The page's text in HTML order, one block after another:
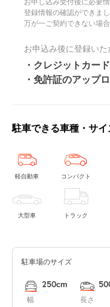
登録情報の確認ができま
万が一ご契約できない場
お申込み後に登録い
・クレジットカー
・免許証のアップ
駐車できる車種・サイ
軽自動車 コンパクト
大型車 トラック
駐車場のサイズ
幅
250cm
長さ